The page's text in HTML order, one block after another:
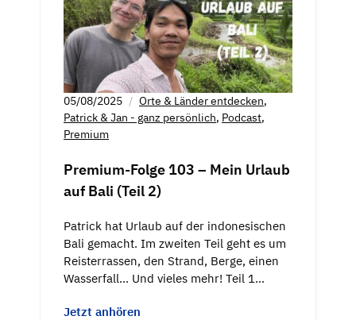
05/08/2025 Orte & Länder entdecken,
Patrick & Jan - ganz persönlich, Podcast,
Premium
Premium-Folge 103 – Mein Urlaub
auf Bali (Teil 2)
Patrick hat Urlaub auf der indonesischen
Bali gemacht. Im zweiten Teil geht es um
Reisterrassen, den Strand, Berge, einen
Wasserfall… Und vieles mehr! Teil 1…
Jetzt anhören